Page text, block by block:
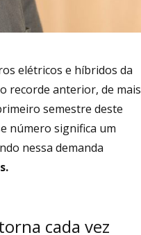
elétricos e híbridos da
recorde anterior, de mais
semestre deste
número significa um
nessa demanda
cada vez